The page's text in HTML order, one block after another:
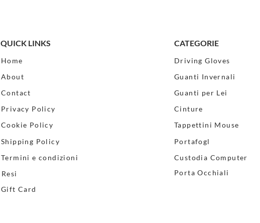
QUICK LINKS
Home
About
Contact
Privacy Policy
Cookie Policy
Shipping Policy
Termini e condizioni
Resi
Gift Card
CATEGORIE
Driving Gloves
Guanti Invernali
Guanti per Lei
Cinture
Tappettini Mouse
Portafogl
Custodia Computer
Porta Occhiali